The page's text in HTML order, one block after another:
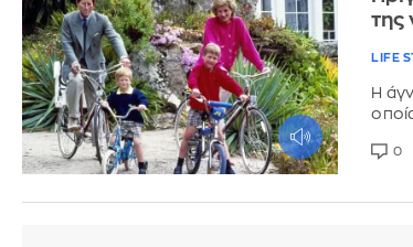
της
LIFE
Η
0